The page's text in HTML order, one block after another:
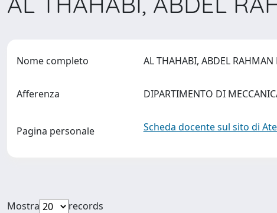
Nome completo AL THAHABI, ABDEL
Afferenza DIPARTIMENTO DI
Pagina personale Scheda docente sul sito di
Mostra
records